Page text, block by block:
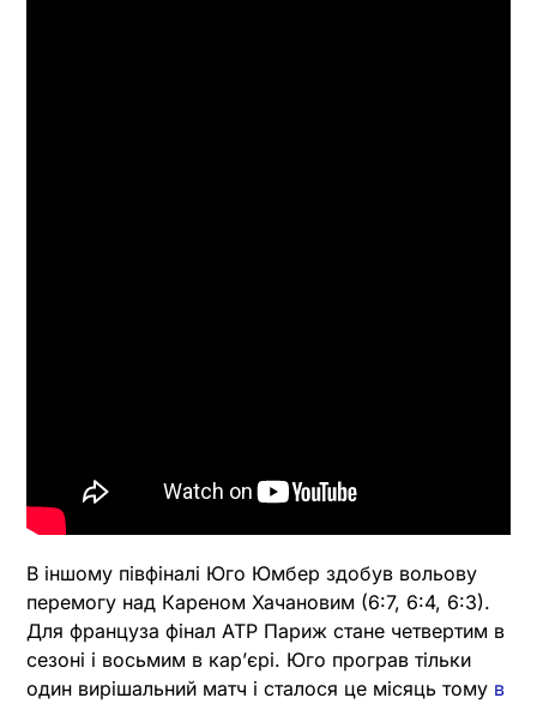
В іншому півфіналі Юго Юмбер здобув вольову
перемогу над Кареном Хачановим (6:7, 6:4, 6:3).
Для француза фінал ATP Париж стане четвертим в
сезоні і восьмим в карʼєрі. Юго програв тільки
один вирішальний матч і сталося це місяць тому в